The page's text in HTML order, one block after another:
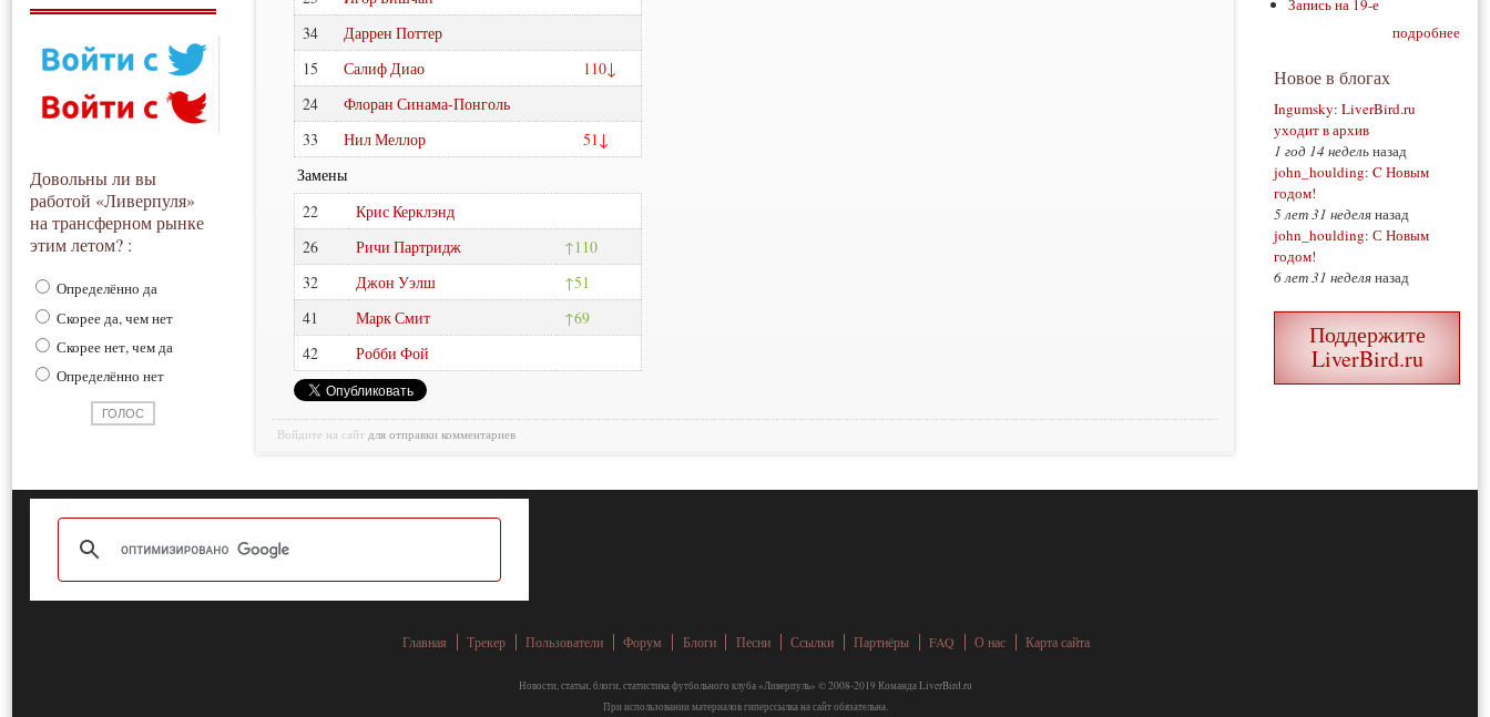
Довольны ли вы
работой «Ливерпуля»
на трансферном рынке
этим летом? :
Определённо да
Скорее да, чем нет
Скорее нет, чем да
Определённо нет
34
Даррен Поттер
15
Салиф Диао
110
24
Флоран Синама-Понголь
33
Нил Меллор
51
Замены
22
Крис Керклэнд
26
Ричи Партридж
110
32
Джон Уэлш
51
41
Марк Смит
69
42
Робби Фой
Войдите на сайт для отправки комментариев
подробнее
Новое в блогах
Ingumsky: LiverBird.ru
уходит в архив
1 год 14 недельназад
john_houlding: C Новым
годом!
5 лет 31 неделяназад
john_houlding: С Новым
годом!
6 лет 31 неделяназад
Поддержите
LiverBird.ru
Главная Трекер Пользователи Форум Блоги Песни Ссылки Партнёры FAQ О нас Карта сайта
Новости, статьи, блоги, статистика футбольного клуба «Ливерпуль» © 2008-2019 Команда LiverBird.ru
При использовании материалов гиперссылка на сайт обязательна.